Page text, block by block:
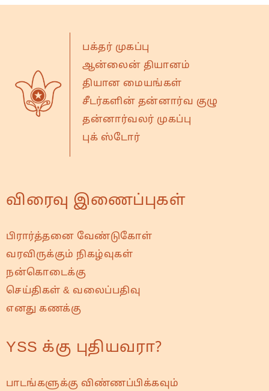
பக்தர் முகப்பு
ஆன்லைன் தியானம்
தியான மையங்கள்
சீடர்களின் தன்னார்வ குழு
தன்னார்வலர் முகப்பு
புக் ஸ்டோர்
விரைவு இணைப்புகள்
பிரார்த்தனை வேண்டுகோள்
வரவிருக்கும் நிகழ்வுகள்
நன்கொடைக்கு
செய்திகள் & வலைப்பதிவு
எனது கணக்கு
YSS க்கு புதியவரா?
பாடங்களுக்கு விண்ணப்பிக்கவும்